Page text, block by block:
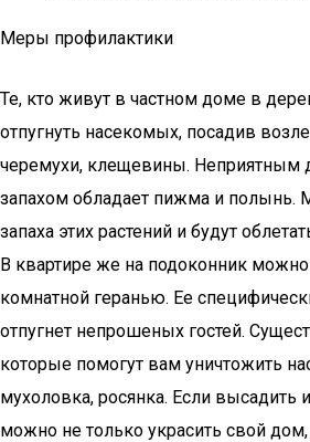
Меры профилактики
Те, кто живут в частном доме в
отпугнуть насекомых, посадив
черемухи, клещевины. Неприятным
запахом обладает пижма и полынь.
запаха этих растений и будут
В квартире же на подоконник
комнатной геранью. Ее
отпугнет непрошеных гостей.
которые помогут вам уничтожить
мухоловка, росянка. Если высадить
можно не только украсить свой дом,